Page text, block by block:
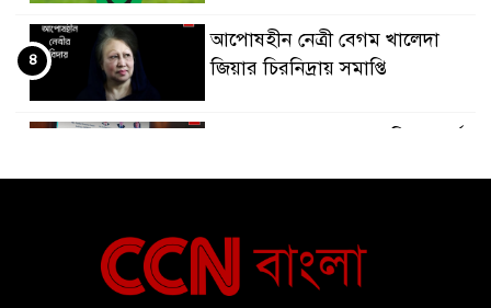
আপোষহীন নেত্রী বেগম খালেদা
জিয়ার চিরনিদ্রায় সমাপ্তি
৪
বাংলাদেশ ও কুয়েত: সেনাপ্রধান এবং
সহ-পররাষ্ট্রমন্ত্রীর সৌজন্য সাক্ষাৎ